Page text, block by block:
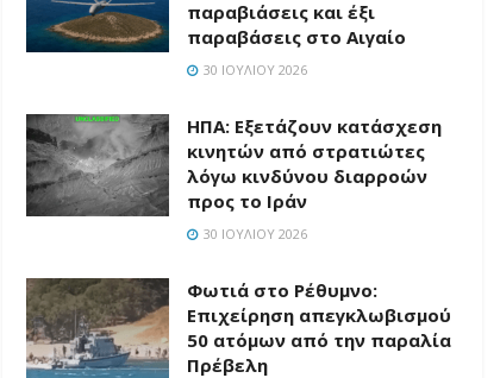
παραβιάσεις και έξι
παραβάσεις στο Αιγαίο
30 ΙΟΥΛΊΟΥ 2026
ΗΠΑ: Εξετάζουν κατάσχεση
κινητών από στρατιώτες
λόγω κινδύνου διαρροών
προς το Ιράν
30 ΙΟΥΛΊΟΥ 2026
Φωτιά στο Ρέθυμνο:
Επιχείρηση απεγκλωβισμού
50 ατόμων από την παραλία
Πρέβελη